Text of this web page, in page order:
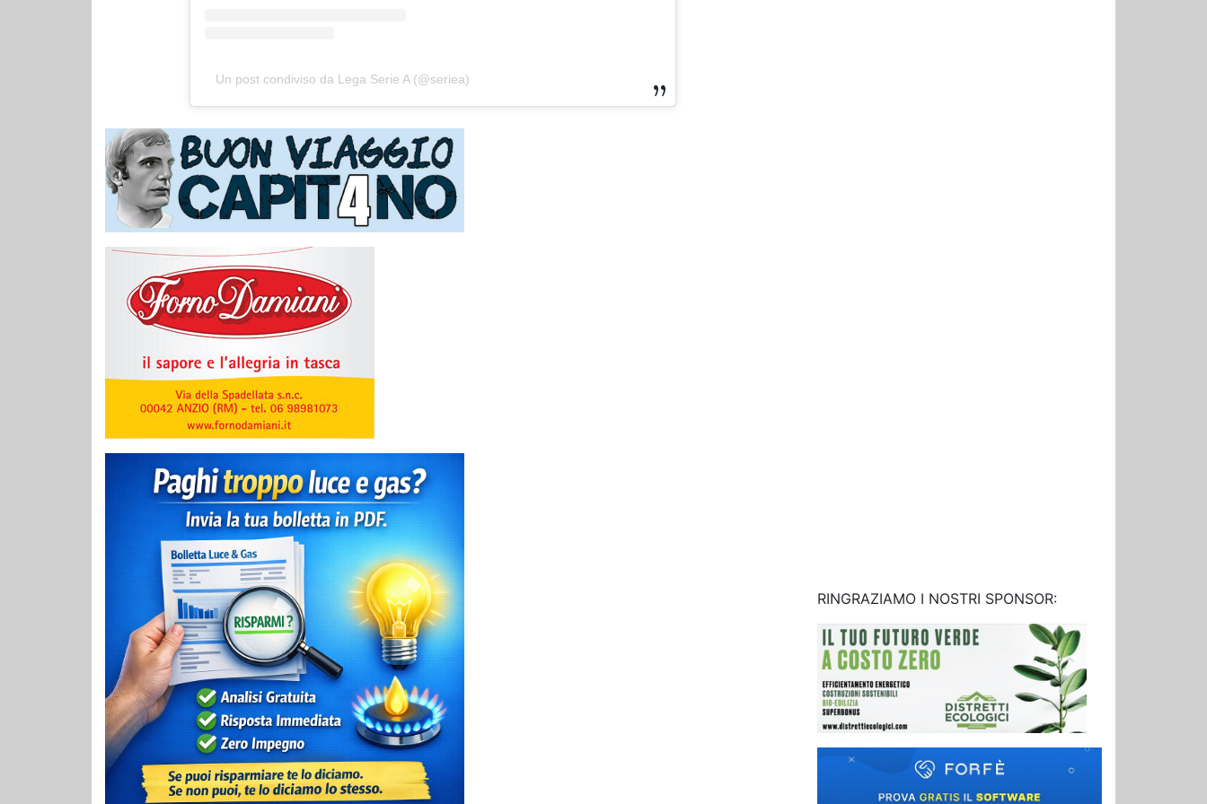
Un post condiviso da Lega Serie A (@seriea)
RINGRAZIAMO I NOSTRI SPONSOR: